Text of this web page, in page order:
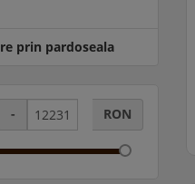
prin pardoseala
- RON